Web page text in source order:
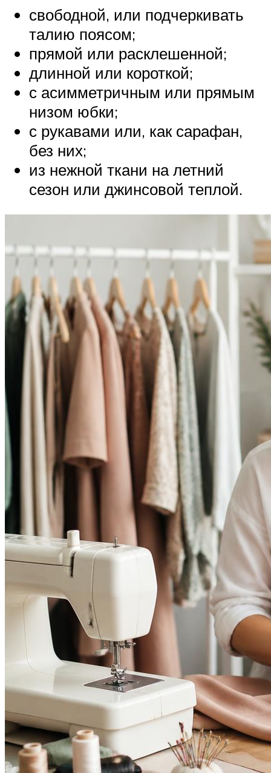
свободной, или подчеркивать
талию поясом;
прямой или расклешенной;
длинной или короткой;
с асимметричным или прямым
низом юбки;
с рукавами или, как сарафан,
без них;
из нежной ткани на летний
сезон или джинсовой теплой.